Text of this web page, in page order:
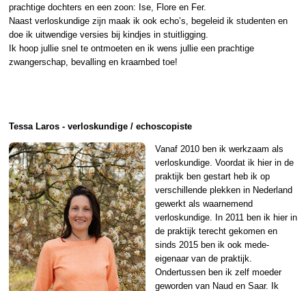
prachtige dochters en een zoon: Ise, Flore en Fer.
Naast verloskundige zijn maak ik ook echo’s, begeleid ik studenten en
doe ik uitwendige versies bij kindjes in stuitligging.
Ik hoop jullie snel te ontmoeten en ik wens jullie een prachtige
zwangerschap, bevalling en kraambed toe!
Tessa Laros - verloskundige / echoscopiste
Vanaf 2010 ben ik werkzaam als
verloskundige. Voordat ik hier in de
praktijk ben gestart heb ik op
verschillende plekken in Nederland
gewerkt als waarnemend
verloskundige. In 2011 ben ik hier in
de praktijk terecht gekomen en
sinds 2015 ben ik ook mede-
eigenaar van de praktijk.
Ondertussen ben ik zelf moeder
geworden van Naud en Saar. Ik